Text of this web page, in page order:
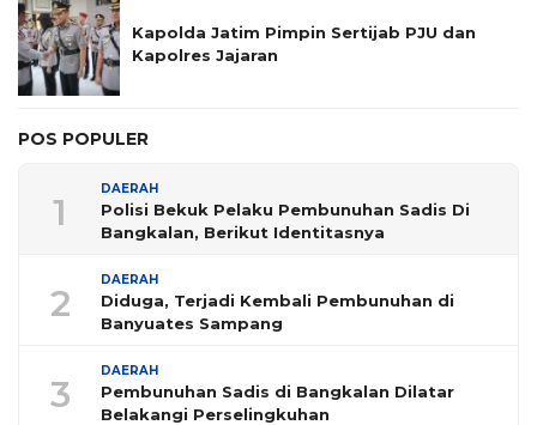
Kapolda Jatim Pimpin Sertijab PJU dan
Kapolres Jajaran
POS POPULER
1
DAERAH
Polisi Bekuk Pelaku Pembunuhan Sadis Di
Bangkalan, Berikut Identitasnya
2
DAERAH
Diduga, Terjadi Kembali Pembunuhan di
Banyuates Sampang
3
DAERAH
Pembunuhan Sadis di Bangkalan Dilatar
Belakangi Perselingkuhan